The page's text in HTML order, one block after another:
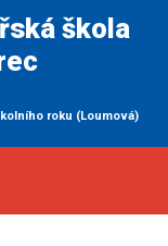
škola
roku (Loumová)